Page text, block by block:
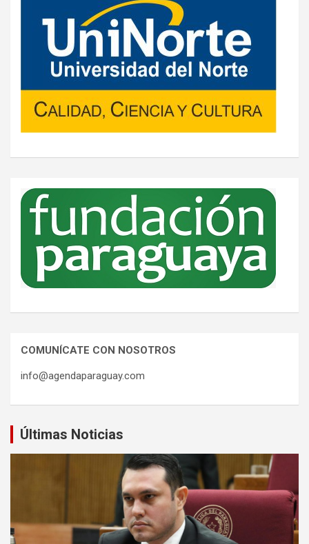
COMUNÍCATE CON NOSOTROS
info@agendaparaguay.com
Últimas Noticias